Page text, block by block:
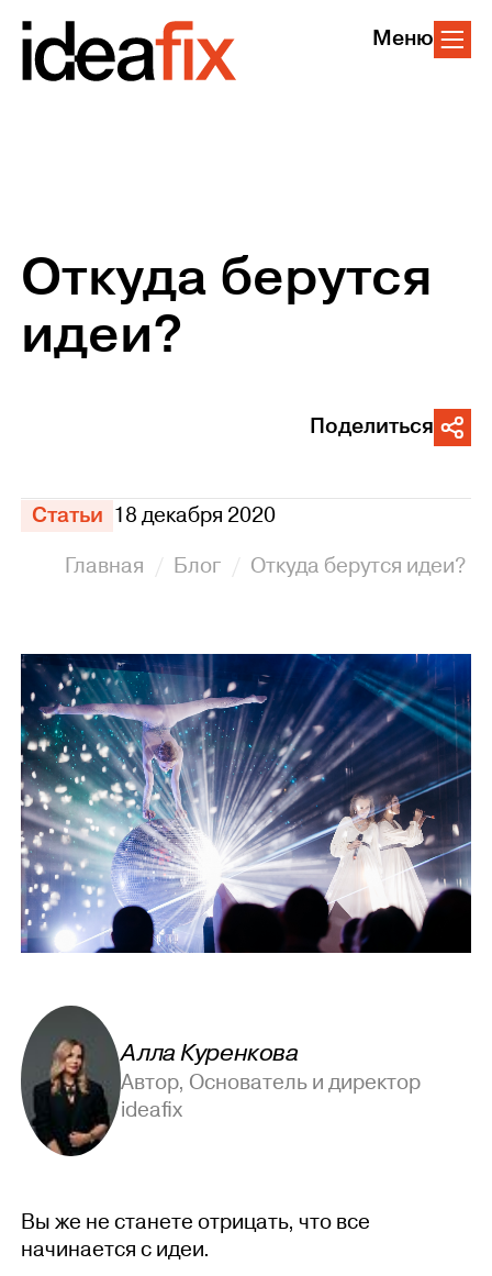
Меню
Откуда берутся
идеи?
Поделиться
Статьи 18 декабря 2020
Главная
Блог Откуда берутся идеи?
Алла Куренкова
Автор, Основатель и директор
ideafix
Вы же не станете отрицать, что все
начинается с идеи.